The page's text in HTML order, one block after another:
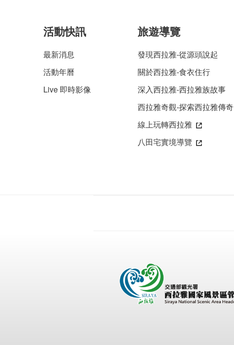
活動快訊
最新消息
活動年曆
Live 即時影像
旅遊導覽
發現西拉雅-從源頭說起
關於西拉雅-食衣住行
深入西拉雅-西拉雅族故事
西拉雅奇觀-探索西拉雅傳奇
線上玩轉西拉雅
八田宅實境導覽